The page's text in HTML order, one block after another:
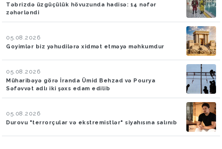
Təbrizdə üzgüçülük hövuzunda hadisə: 14 nəfər
zəhərləndi
05.08.2026
Goyimlər biz yəhudilərə xidmət etməyə məhkumdur
05.08.2026
Müharibəyə görə İranda Ümid Behzad və Pourya
Səfəvvət adlı iki şəxs edam edilib
05.08.2026
Durovu "terrorçular və ekstremistlər" siyahısına salınıb